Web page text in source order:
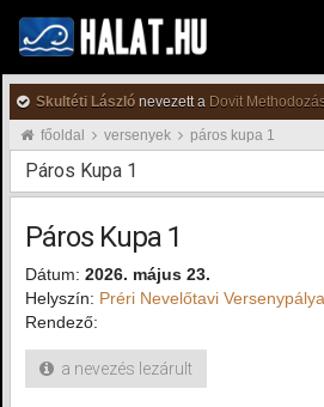
Skultéti László nevezett a Dovit
főoldal
versenyek páros kupa 1
Páros Kupa 1
Páros Kupa 1
Dátum: 2026. május 23.
Helyszín: Préri Nevelőtavi Versenypálya
Rendező:
a nevezés lezárult